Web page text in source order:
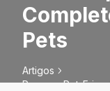
Pets
Artigos
Parques Pet-